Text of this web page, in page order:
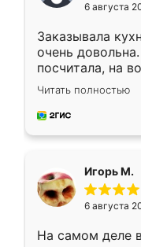
6 августа
Заказывала
очень
посчитала, на
Замерщик
делу со всей
за день, ребята
Читать полностью
Игорь М.
6 августа
На самом деле